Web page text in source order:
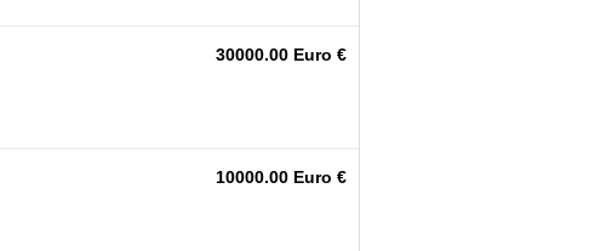
30000.00 Euro €
10000.00 Euro €